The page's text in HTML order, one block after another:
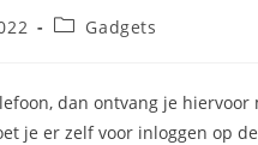
Berichtcategorie:
Gadgets
dan ontvang je
je er zelf voor inloggen op